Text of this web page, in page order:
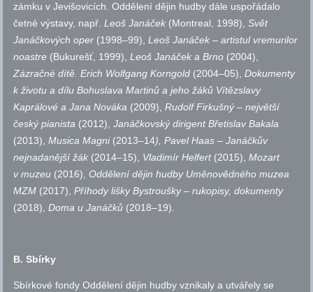
zámku v Jevišovicích. Oddělení dějin hudby dále uspořádalo
četné výstavy, např. Leoš Janáček (Montreal, 1998),Svět
Janáčkových oper (1998–99),Leoš Janáček – artistul vremurilor
noastre (Bukurešť, 1999),Leoš Janáček a Brno (2004),
Zázračné dítě. Erich Wolfgang Korngold (2004–05),Dokumenty
k životu a dílu Bohuslava Martinů a jeho žáků Vítězslavy
Kaprálové a Jana Nováka (2009),Rudolf Firkušný – největší
český pianista (2012),Janáčkovský dirigent Břetislav Bakala
(2013),Musica Magni(2013–14), Pavel Haas – Janáčkův
nejnadanější žák (2014–15), Vladimír Helfert(2015),Mozart
v muzeu (2016), Oddělení dějin hudby Uměnovědného muzea
MZM (2017),Příhody lišky Bystroušky – rukopisy, dokumenty
(2018),Doma u Janáčků (2018–19).
B. Sbírky
Sbírkové fondy Oddělení dějin hudby vznikaly a utvářely se